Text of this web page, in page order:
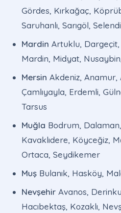
Gördes, Kırkağaç,
Saruhanlı, Sarıgöl,
Mardin Artuklu, Dargeçit,
Mardin, Midyat,
Mersin Akdeniz, Anamur,
Çamlıyayla, Erdemli,
Tarsus
Muğla Bodrum,
Kavaklıdere, Köyceğiz,
Ortaca, Seydikemer
Muş Bulanık, Hasköy,
Nevşehir Avanos,
Hacıbektaş, Kozaklı,